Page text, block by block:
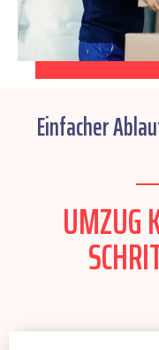
Einfacher
UMZUG